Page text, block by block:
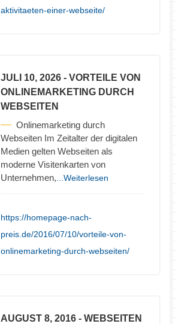
aktivitaeten-einer-webseite/
JULI 10, 2026 - VORTEILE VON
ONLINEMARKETING DURCH
WEBSEITEN
Onlinemarketing durch
Webseiten Im Zeitalter der digitalen
Medien gelten Webseiten als
moderne Visitenkarten von
Unternehmen, ...Weiterlesen
https://homepage-nach-
preis.de/2016/07/10/vorteile-von-
onlinemarketing-durch-webseiten/
AUGUST 8, 2016 - WEBSEITEN